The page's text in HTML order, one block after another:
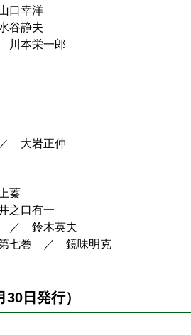
幸洋
静夫
本栄一郎
大岩正仲
蓁
之口有一
／ 鈴木英夫
第七巻 ／ 鏡味明克
日発行）